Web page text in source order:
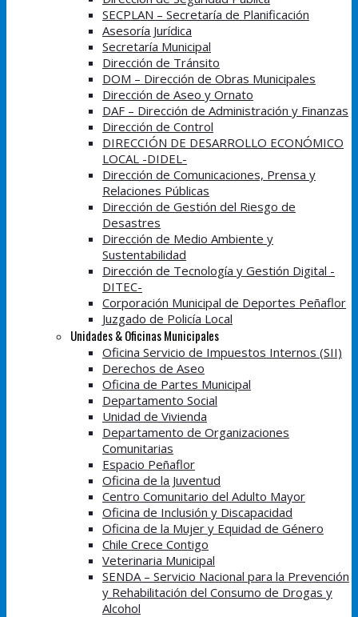
SECPLAN – Secretaría de Planificación
Asesoría Jurídica
Secretaría Municipal
Dirección de Tránsito
DOM – Dirección de Obras Municipales
Dirección de Aseo y Ornato
DAF – Dirección de Administración y Finanzas
Dirección de Control
DIRECCIÓN DE DESARROLLO ECONÓMICO
LOCAL -DIDEL-
Dirección de Comunicaciones, Prensa y
Relaciones Públicas
Dirección de Gestión del Riesgo de
Desastres
Dirección de Medio Ambiente y
Sustentabilidad
Dirección de Tecnología y Gestión Digital -
DITEC-
Corporación Municipal de Deportes Peñaflor
Juzgado de Policía Local
Unidades & Oficinas Municipales
Oficina Servicio de Impuestos Internos (SII)
Derechos de Aseo
Oficina de Partes Municipal
Departamento Social
Unidad de Vivienda
Departamento de Organizaciones
Comunitarias
Espacio Peñaflor
Oficina de la Juventud
Centro Comunitario del Adulto Mayor
Oficina de Inclusión y Discapacidad
Oficina de la Mujer y Equidad de Género
Chile Crece Contigo
Veterinaria Municipal
SENDA – Servicio Nacional para la Prevención
y Rehabilitación del Consumo de Drogas y
Alcohol